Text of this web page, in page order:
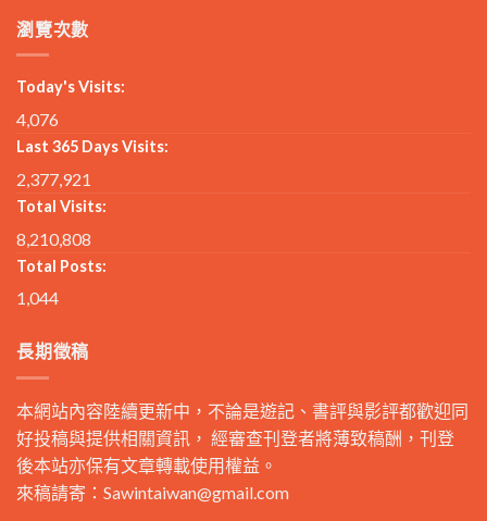
瀏覽次數
Today's Visits:
4,076
Last 365 Days Visits:
2,377,921
Total Visits:
8,210,808
Total Posts:
1,044
長期徵稿
本網站內容陸續更新中，不論是遊記、書評與影評都歡迎同
好投稿與提供相關資訊， 經審查刊登者將薄致稿酬，刊登
後本站亦保有文章轉載使用權益。
來稿請寄： Sawintaiwan@gmail.com